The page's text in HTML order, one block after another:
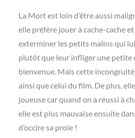
La Mort est loin d’être aussi
elle préfère jouer à cache-cache
exterminer les petits malins qui
plutôt que leur infliger une petite
bienvenue. Mais cette
ainsi que celui du film. De plus,
joueuse car quand on a réussi à
elle est plus mauvaise ensuite
d’occire sa proie !